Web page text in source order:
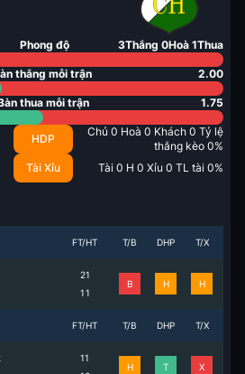
Phong độ 3Thắng 0Hoà 1Thua
thắng mỗi trận 2.00
thua mỗi trận 1.75
HDP
Chủ 0 Hoà 0 Khách 0 Tỷ lệ
thắng kèo 0%
Tài Xỉu Tài 0 H 0 Xỉu 0 TL tài 0%
FT/HT T/B DHP T/X
2
1
1
1
B H H
FT/HT T/B DHP T/X
11
H T X